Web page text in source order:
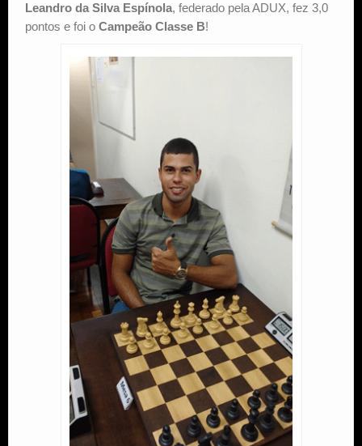
Leandro da Silva Espínola, federado pela ADUX, fez 3,0
pontos e foi o Campeão Classe B!